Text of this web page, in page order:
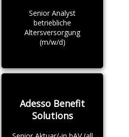
Senior Analyst
betriebliche
Altersversorgung
(m/w/d)
Adesso Benefit
Solutions